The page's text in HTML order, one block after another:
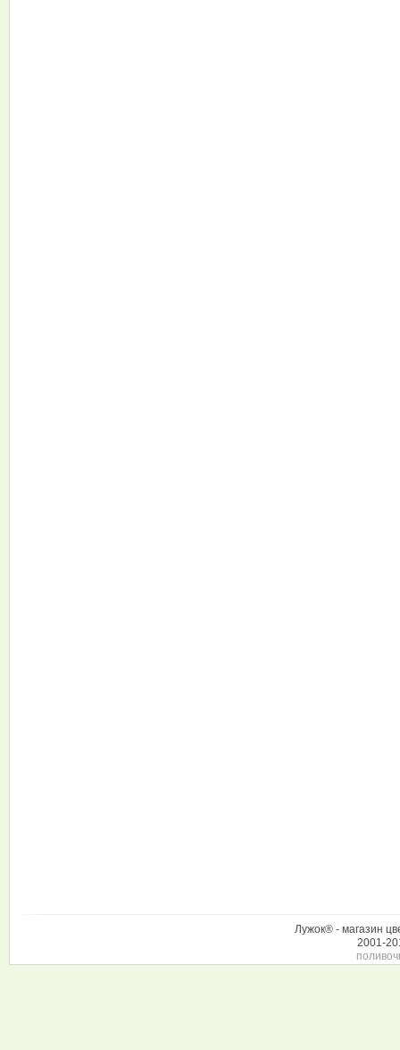
Лужок® - магазин
2001-